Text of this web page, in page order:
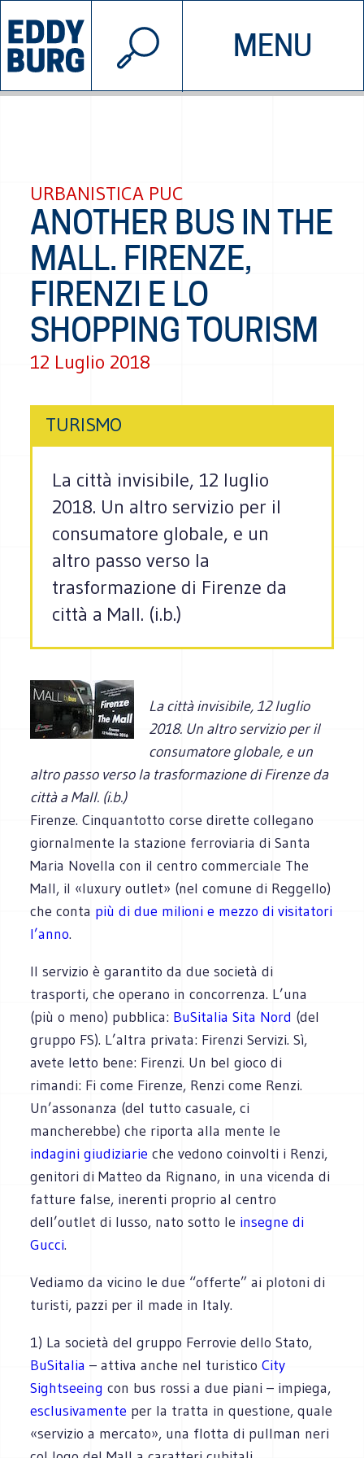
MENU
INIZIATIVE CHI SIAMO
© 2026 EDDYBURG
URBANISTICA PUC
ANOTHER BUS IN THE
MALL. FIRENZE,
FIRENZI E LO
SHOPPING TOURISM
12 Luglio 2018
TURISMO
La città invisibile, 12 luglio
2018. Un altro servizio per il
consumatore globale, e un
altro passo verso la
trasformazione di Firenze da
città a Mall. (i.b.)
La città invisibile, 12 luglio
2018. Un altro servizio per il
consumatore globale, e un
altro passo verso la trasformazione di Firenze da
città a Mall. (i.b.)
Firenze. Cinquantotto corse dirette collegano
giornalmente la stazione ferroviaria di Santa
Maria Novella con il centro commerciale The
Mall, il «luxury outlet» (nel comune di Reggello)
che conta più di due milioni e mezzo di visitatori
l’anno.
Il servizio è garantito da due società di
trasporti, che operano in concorrenza. L’una
(più o meno) pubblica: BuSitalia Sita Nord (del
gruppo FS). L’altra privata: Firenzi Servizi. Sì,
avete letto bene: Firenzi. Un bel gioco di
rimandi: Fi come Firenze, Renzi come Renzi.
Un’assonanza (del tutto casuale, ci
mancherebbe) che riporta alla mente le
indagini giudiziarie che vedono coi​n​volti i Renzi,
genitori di Matteo da Rignano, in una vicenda di
fatture false, inerenti proprio al centro
dell’outlet di lusso, nato sotto le insegne di
Gucci.
Vediamo da vicino le due “offerte” ai plotoni di
turisti, pazzi per il made in Italy.
1) La società del gruppo Ferrovie dello Stato,
BuSitalia – attiva anche nel turisticoCity
Sightseeing con bus rossi a due piani – impiega,
esclusivamente per la tratta in questione, quale
«servizio a mercato», una flotta di pullman neri